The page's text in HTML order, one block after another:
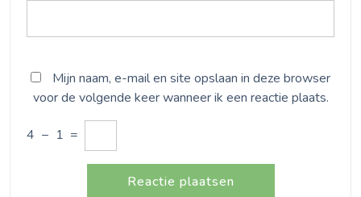
Mijn naam, e-mail en site opslaan in deze browser
voor de volgende keer wanneer ik een reactie plaats.
4 − 1 =